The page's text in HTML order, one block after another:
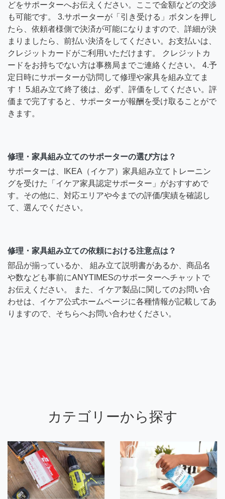
どをサポーターへお伝えください。ここで金額などの交渉
も可能です。 3.サポーターが「引き受ける」ボタンを押し
たら、依頼者様側で決済が可能になりますので、詳細が決
まりましたら、前払い決済をしてください。お支払いは、
クレジットカードがご利用いただけます。 クレジットカ
ードをお持ちでない方は事務局までご連絡ください。 4.予
定日時にサポーターが訪問して修理や家具を組み立てま
す！ 5.組み立て終了後は、必ず、評価をしてください。評
価まで完了すると、サポーターが報酬を受け取ることがで
きます。
修理・家具組み立てのサポーターの選び方は？
サポーターは、IKEA（イケア）家具組み立てトレーニン
グを受けた「イケア家具認定サポーター」がおすすめで
す。その他に、対応エリアや今までの評価/実績を確認し
て、選んでください。
修理・家具組み立ての依頼における注意点は？
部品が揃っているか、 組み立て説明書があるか、商品名
や数なども事前にANYTIMESのサポーターへチャットで
お伝えください。 また、イケア製品に関してのお問い合
わせは、イケア公式ホームページに各種情報が記載してあ
りますので、そちらへお問い合わせください。
カテゴリーから探す